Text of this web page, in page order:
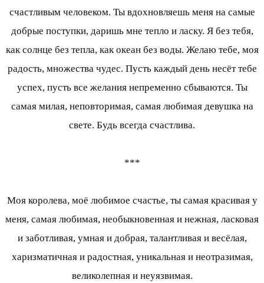
счастливым человеком. Ты вдохновляешь меня на самые
добрые поступки, даришь мне тепло и ласку. Я без тебя,
как солнце без тепла, как океан без воды. Желаю тебе, моя
радость, множества чудес. Пусть каждый день несёт тебе
успех, пусть все желания непременно сбываются. Ты
самая милая, неповторимая, самая любимая девушка на
свете. Будь всегда счастлива.
***
Моя королева, моё любимое счастье, ты самая красивая у
меня, самая любимая, необыкновенная и нежная, ласковая
и заботливая, умная и добрая, талантливая и весёлая,
харизматичная и радостная, уникальная и неотразимая,
великолепная и неуязвимая.